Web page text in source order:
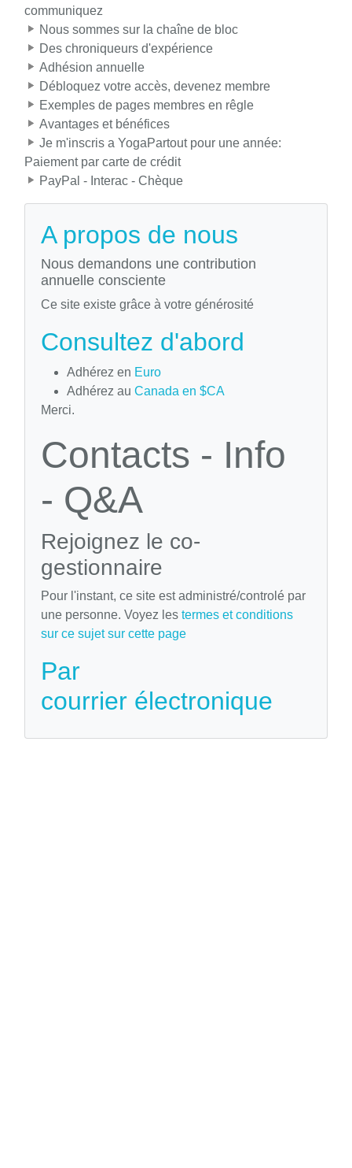
communiquez
Nous sommes sur la chaîne de bloc
Des chroniqueurs d'expérience
Adhésion annuelle
Débloquez votre accès, devenez membre
Exemples de pages membres en rêgle
Avantages et bénéfices
Je m'inscris a YogaPartout pour une année:
Paiement par carte de crédit
PayPal - Interac - Chèque
A propos de nous
Nous demandons une contribution
annuelle consciente
Ce site existe grâce à votre générosité
Consultez d'abord
Adhérez en Euro
Adhérez au Canada en $CA
Merci.
Contacts - Info
- Q&A
Rejoignez le co-
gestionnaire
Pour l'instant, ce site est administré/controlé par
une personne. Voyez les termes et conditions
sur ce sujet sur cette page
Par
courrier électronique